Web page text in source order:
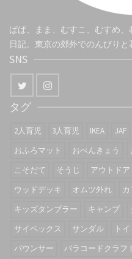
ぱぱ、まま、むすこ、むすめ
日記。東京の郊外でのんびりと
SNS
タグ
2人育児 3人育児 IKEA JAF
おふろマット
おべんきょう
こそだて
そうじ アウトドア
ウッドデッキ
オムツ外れ
キッズタンブラー
キャンプ
サイベックス
サンダル ト
バウンサー
パラコードクラフ